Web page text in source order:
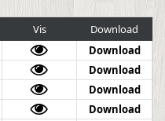
Vis
Download
Download
Download
Download
Download